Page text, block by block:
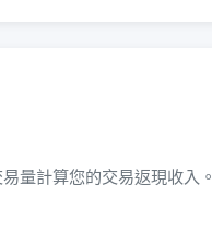
量計算您的交易返現收入。